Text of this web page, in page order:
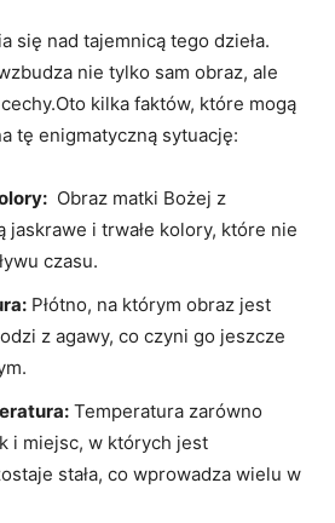
się nad⁤ tajemnicą tego dzieła.
nie tylko sam obraz, ale
⁢kilka ⁤faktów, które ​mogą
⁢tę enigmatyczną sytuację:
‍ Obraz matki Bożej z
‍jaskrawe i trwałe kolory, które nie
czasu.
Płótno, na którym obraz ‍jest
z agawy, co czyni go ⁤jeszcze
Temperatura zarówno
​i miejsc, w⁢ których jest
stała, co ⁣wprowadza wielu w